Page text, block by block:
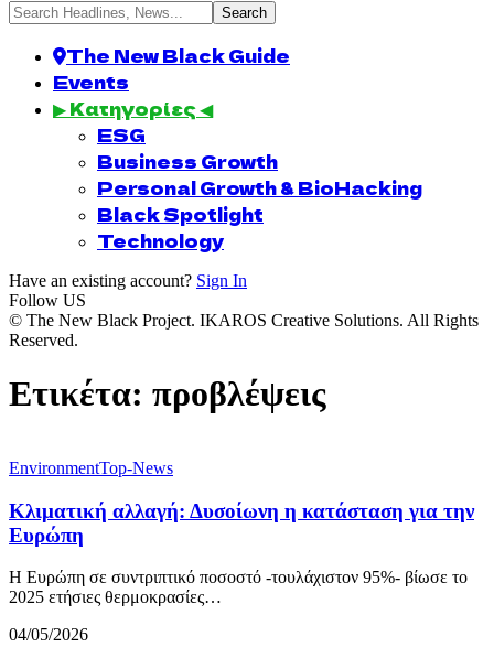
The New Black Guide
Events
▶ Κατηγορίες ◀
ESG
Business Growth
Personal Growth & BioHacking
Black Spotlight
Technology
Have an existing account? Sign In
Follow US
© The New Black Project. IKAROS Creative Solutions. All Rights
Reserved.
Ετικέτα: προβλέψεις
EnvironmentTop-News
Κλιματική αλλαγή: Δυσοίωνη η κατάσταση για την
Ευρώπη
Η Ευρώπη σε συντριπτικό ποσοστό -τουλάχιστον 95%- βίωσε το
2025 ετήσιες θερμοκρασίες…
04/05/2026